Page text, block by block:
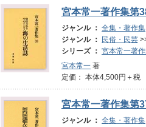
宮本常一著作集第
ジャンル ： 全集・著作集
ジャンル ：
民俗・民芸
シリーズ ： 宮本常一著
宮本常一 著
定価： 本体4,500円＋
宮本常一著作集第
ジャンル ： 全集・著作集